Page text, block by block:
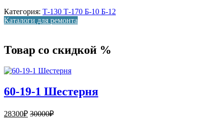
Категория: Т-130 Т-170 Б-10 Б-12
Каталоги для ремонта
Товар со скидкой %
60-19-1 Шестерня
28300₽ 30000₽